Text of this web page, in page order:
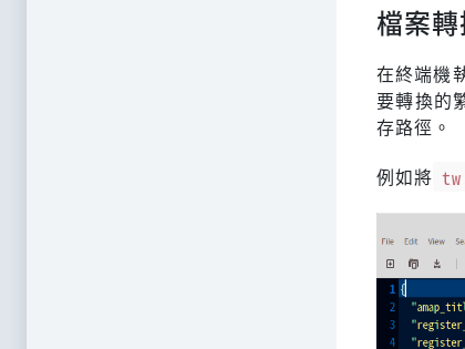
檔案
在終端機
要轉換的
存路徑。
例如將